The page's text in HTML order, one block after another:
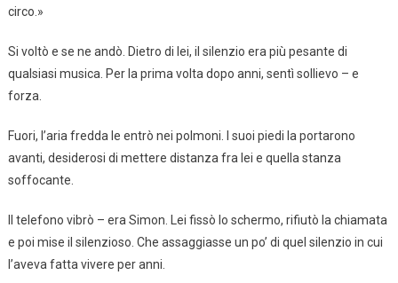
circo.»
Si voltò e se ne andò. Dietro di lei, il silenzio era più pesante di
qualsiasi musica. Per la prima volta dopo anni, sentì sollievo – e
forza.
Fuori, l’aria fredda le entrò nei polmoni. I suoi piedi la portarono
avanti, desiderosi di mettere distanza fra lei e quella stanza
soffocante.
Il telefono vibrò – era Simon. Lei fissò lo schermo, rifiutò la chiamata
e poi mise il silenzioso. Che assaggiasse un po’ di quel silenzio in cui
l’aveva fatta vivere per anni.